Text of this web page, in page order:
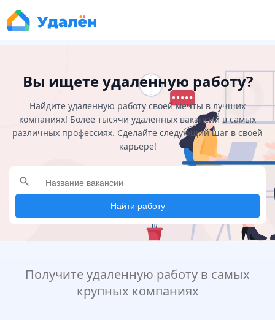
Вы ищете удаленную работу?
Найдите удаленную работу своей мечты в лучших
компаниях! Более тысячи удаленных вакансий в самых
различных профессиях. Сделайте следующий шаг в своей
карьере!
search
Найти работу
Получите удаленную работу в самых
крупных компаниях